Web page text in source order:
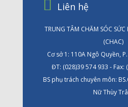
Liên hệ
TRUNG TÂM CHĂM SÓC
(CHAC)
Cơ sở 1: 110A Ngô Quyền,
ĐT: (028)39 574 933 - Fax:
BS phụ trách chuyên môn:
Nữ Thùy